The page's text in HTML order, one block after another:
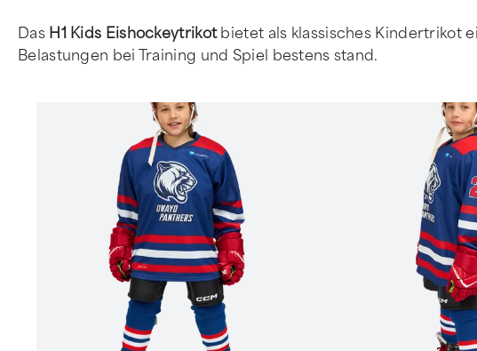
Das H1 Kids Eishockeytrikot bietet als klassisches Kindertrikot
Belastungen bei Training und Spiel bestens stand.